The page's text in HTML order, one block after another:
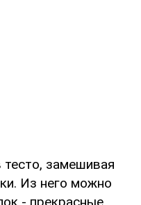
замешивая
Из него можно
- прекрасные